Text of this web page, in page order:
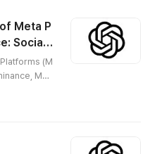
Meta P
Social
Ambiti
(M
Met
of the w
the ye